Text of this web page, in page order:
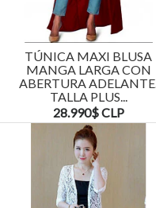
TÚNICA MAXI BLUSA
MANGA LARGA CON
ABERTURA ADELANTE.
TALLA PLUS...
28.990$ CLP